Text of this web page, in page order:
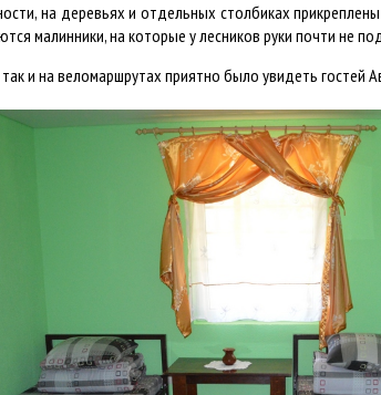
на деревьях и отдельных столбиках
малинники, на которые у лесников руки почти не
и на веломаршрутах приятно было увидеть гостей